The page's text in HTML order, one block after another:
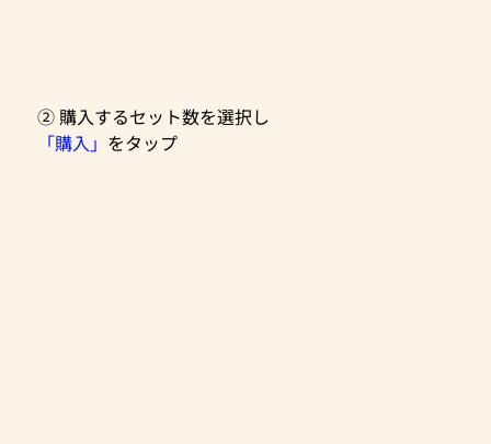
② 購入するセット数を選択し
「購入」 をタップ